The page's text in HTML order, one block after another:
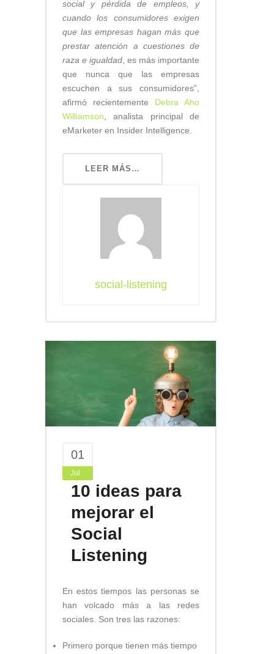
social y pérdida de empleos, y
cuando los consumidores exigen
que las empresas hagan más que
prestar atención a cuestiones de
raza e igualdad , es más importante
que nunca que las empresas
escuchen a sus consumidores”,
afirmó recientemente Debra Aho
Williamson , analista principal de
eMarketer en Insider Intelligence.
LEER MÁS…
social-listening
01
Jul
10 ideas para
mejorar el
Social
Listening
En estos tiempos las personas se
han volcado más a las redes
sociales. Son tres las razones:
Primero porque tienen más tiempo